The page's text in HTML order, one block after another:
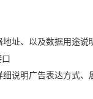
址、以及数据用途说
说明广告表达方式、